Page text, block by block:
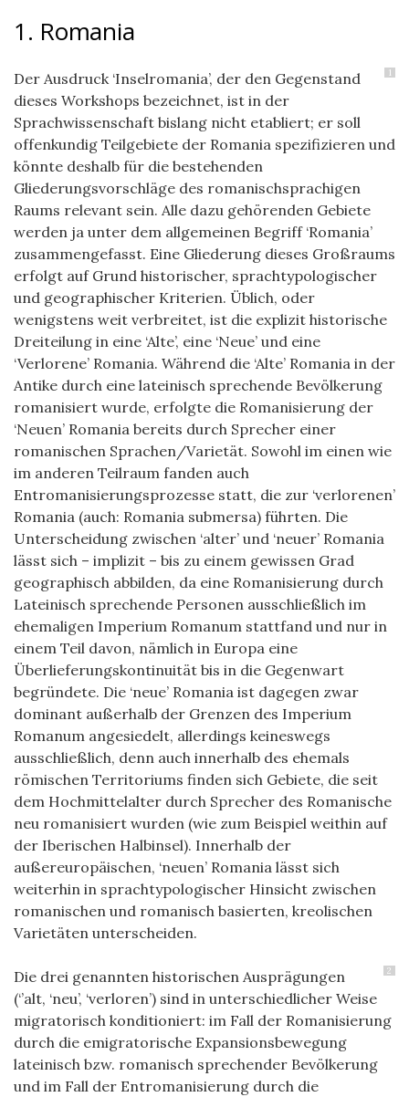
1. Romania
1
Der Ausdruck ‘Inselromania’, der den Gegenstand
dieses Workshops bezeichnet, ist in der
Sprachwissenschaft bislang nicht etabliert; er soll
offenkundig Teilgebiete der Romania spezifizieren und
könnte deshalb für die bestehenden
Gliederungsvorschläge des romanischsprachigen
Raums relevant sein. Alle dazu gehörenden Gebiete
werden ja unter dem allgemeinen Begriff ‘Romania’
zusammengefasst. Eine Gliederung dieses Großraums
erfolgt auf Grund historischer, sprachtypologischer
und geographischer Kriterien. Üblich, oder
wenigstens weit verbreitet, ist die explizit historische
Dreiteilung in eine ‘Alte’, eine ‘Neue’ und eine
‘Verlorene’ Romania. Während die ‘Alte’ Romania in der
Antike durch eine lateinisch sprechende Bevölkerung
romanisiert wurde, erfolgte die Romanisierung der
‘Neuen’ Romania bereits durch Sprecher einer
romanischen Sprachen/Varietät. Sowohl im einen wie
im anderen Teilraum fanden auch
Entromanisierungsprozesse statt, die zur ‘verlorenen’
Romania (auch: Romania submersa) führten. Die
Unterscheidung zwischen ‘alter’ und ‘neuer’ Romania
lässt sich – implizit – bis zu einem gewissen Grad
geographisch abbilden, da eine Romanisierung durch
Lateinisch sprechende Personen ausschließlich im
ehemaligen Imperium Romanum stattfand und nur in
einem Teil davon, nämlich in Europa eine
Überlieferungskontinuität bis in die Gegenwart
begründete. Die ‘neue’ Romania ist dagegen zwar
dominant außerhalb der Grenzen des Imperium
Romanum angesiedelt, allerdings keineswegs
ausschließlich, denn auch innerhalb des ehemals
römischen Territoriums finden sich Gebiete, die seit
dem Hochmittelalter durch Sprecher des Romanische
neu romanisiert wurden (wie zum Beispiel weithin auf
der Iberischen Halbinsel). Innerhalb der
außereuropäischen, ‘neuen’ Romania lässt sich
weiterhin in sprachtypologischer Hinsicht zwischen
romanischen und romanisch basierten, kreolischen
Varietäten unterscheiden.
2
Die drei genannten historischen Ausprägungen
(‘’alt, ‘neu’, ‘verloren’) sind in unterschiedlicher Weise
migratorisch konditioniert: im Fall der Romanisierung
durch die emigratorische Expansionsbewegung
lateinisch bzw. romanisch sprechender Bevölkerung
und im Fall der Entromanisierung durch die